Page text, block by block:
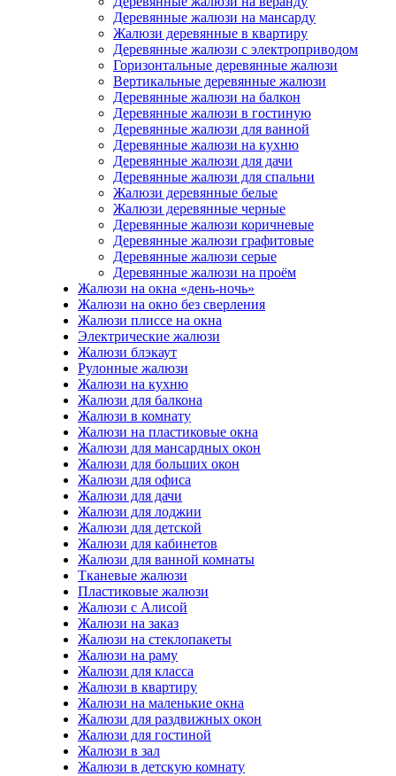
Деревянные жалюзи на мансарду
Жалюзи деревянные в квартиру
Деревянные жалюзи с электроприводом
Горизонтальные деревянные жалюзи
Вертикальные деревянные жалюзи
Деревянные жалюзи на балкон
Деревянные жалюзи в гостиную
Деревянные жалюзи для ванной
Деревянные жалюзи на кухню
Деревянные жалюзи для дачи
Деревянные жалюзи для спальни
Жалюзи деревянные белые
Жалюзи деревянные черные
Деревянные жалюзи коричневые
Деревянные жалюзи графитовые
Деревянные жалюзи серые
Деревянные жалюзи на проём
Жалюзи на окна «день-ночь»
Жалюзи на окно без сверления
Жалюзи плиссе на окна
Электрические жалюзи
Жалюзи блэкаут
Рулонные жалюзи
Жалюзи на кухню
Жалюзи для балкона
Жалюзи в комнату
Жалюзи на пластиковые окна
Жалюзи для мансардных окон
Жалюзи для больших окон
Жалюзи для офиса
Жалюзи для дачи
Жалюзи для лоджии
Жалюзи для детской
Жалюзи для кабинетов
Жалюзи для ванной комнаты
Тканевые жалюзи
Пластиковые жалюзи
Жалюзи с Алисой
Жалюзи на заказ
Жалюзи на стеклопакеты
Жалюзи на раму
Жалюзи для класса
Жалюзи в квартиру
Жалюзи на маленькие окна
Жалюзи для раздвижных окон
Жалюзи для гостиной
Жалюзи в зал
Жалюзи в детскую комнату